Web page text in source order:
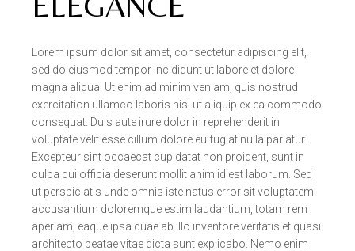
Lorem ipsum dolor sit amet, consectetur adipiscing elit,
sed do eiusmod tempor incididunt ut labore et dolore
magna aliqua. Ut enim ad minim veniam, quis nostrud
exercitation ullamco laboris nisi ut aliquip ex ea commodo
consequat. Duis aute irure dolor in reprehenderit in
voluptate velit esse cillum dolore eu fugiat nulla pariatur.
Excepteur sint occaecat cupidatat non proident, sunt in
culpa qui officia deserunt mollit anim id est laborum. Sed
ut perspiciatis unde omnis iste natus error sit voluptatem
accusantium doloremque estim laudantium, totam rem
aperiam, eaque ipsa quae ab illo inventore veritatis et quasi
architecto beatae vitae dicta sunt explicabo. Nemo enim